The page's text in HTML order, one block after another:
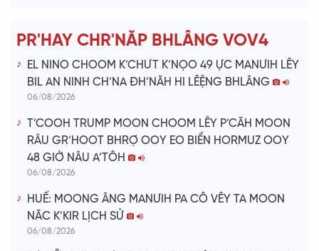
e
o
PR'HAY CHR'NĂP BHLÂNG VOV4
EL NINO CHOOM K’CHƯT K’NỌO 49 ỰC MANƯIH LÊY
BIL AN NINH CH’NA ĐH’NĂH HI LÊỆNG BHLÂNG
06/08/2026
T’COOH TRUMP MOON CHOOM LÊY P’CĂH MOON
RÂU GR’HOOT BHRỢ OOY EO BIỂN HORMUZ OOY
48 GIỜ NÂU A’TÔH
06/08/2026
HUẾ: MOONG ÂNG MANƯIH PA CÔ VÊY TA MOON
NĂC K’KIR LỊCH SỬ
06/08/2026